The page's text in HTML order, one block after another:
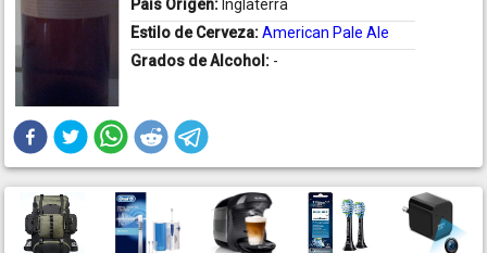
País Origen: Inglaterra
Estilo de Cerveza:American Pale Ale
Grados de Alcohol: -